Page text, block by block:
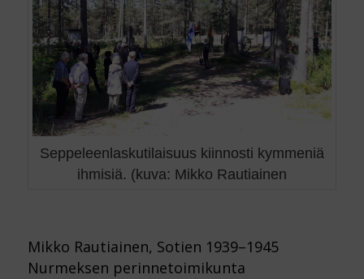
Seppeleenlaskutilaisuus kiinnosti kymmeniä
ihmisiä. (kuva: Mikko Rautiainen
Mikko Rautiainen, Sotien 1939–1945
Nurmeksen perinnetoimikunta